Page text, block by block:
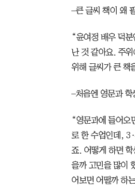
–큰 글씨 책이 왜
“윤여정 배우 덕
난 것 같아요. 주
위해 글씨가 큰 책
–처음엔 영문과 학
“영문과에 들어오
로 한 수업인데,
죠. 어떻게 하면
을까 고민을 많이
어보면 어떨까 하